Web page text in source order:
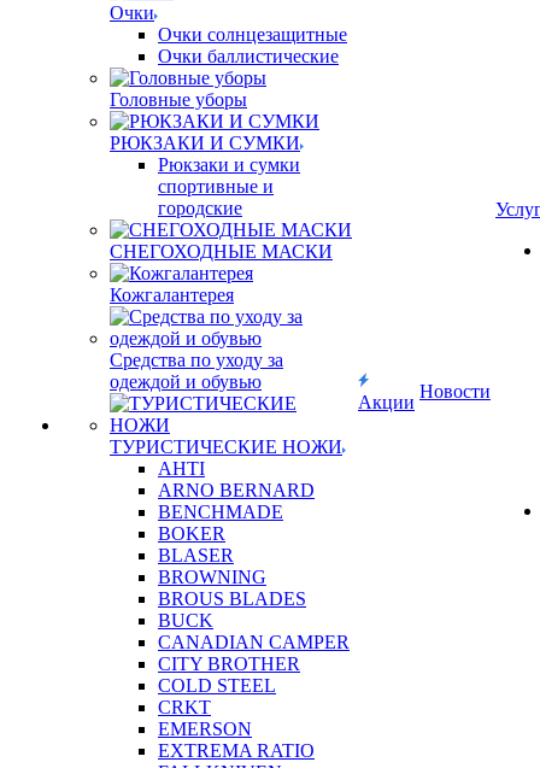
Очки
Очки солнцезащитные
Очки баллистические
Головные уборы
РЮКЗАКИ И СУМКИ
Рюкзаки и сумки
спортивные и
городские
СНЕГОХОДНЫЕ МАСКИ
Кожгалантерея
Средства по уходу за
одеждой и обувью
ТУРИСТИЧЕСКИЕ НОЖИ
AHTI
ARNO BERNARD
BENCHMADE
BOKER
BLASER
BROWNING
BROUS BLADES
BUCK
CANADIAN CAMPER
CITY BROTHER
COLD STEEL
CRKT
EMERSON
EXTREMA RATIO
Акции
Новости